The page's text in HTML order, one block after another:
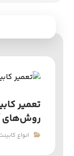
تعمیر
روش‌های
انواع